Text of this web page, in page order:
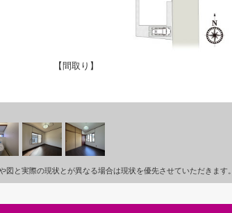
【間取り】
図と実際の現状とが異なる場合は現状を優先させていただきます。